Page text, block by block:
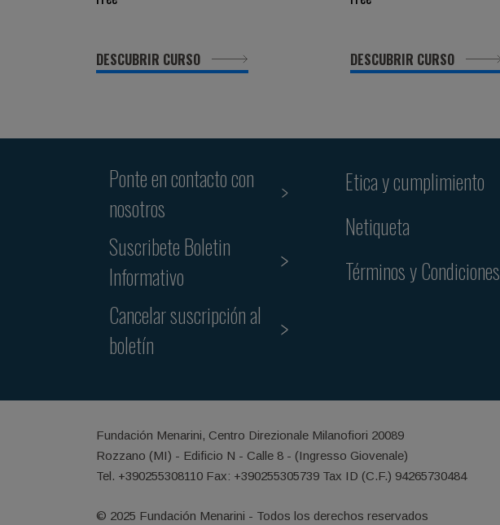
DESCUBRIR CURSO DESCUBRIR CURSO
Ponte en contacto con
nosotros
Suscribete Boletin
Informativo
Cancelar suscripción al
boletín
Etica y cumplimiento
Netiqueta
Términos y Condiciones
Fundación Menarini, Centro Direzionale Milanofiori 20089
Rozzano (MI) - Edificio N - Calle 8 - (Ingresso Giovenale)
Tel. +390255308110 Fax: +390255305739 Tax ID (C.F.) 94265730484
© 2025 Fundación Menarini - Todos los derechos reservados